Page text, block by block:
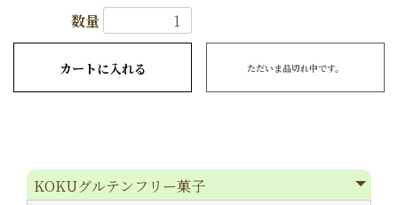
数量
カートに入れる ただいま品切れ中です。